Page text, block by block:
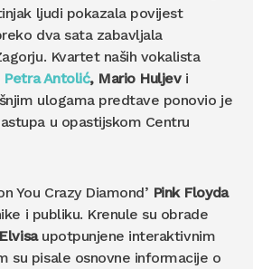
ljudi pokazala povijest
dva sata zabavljala
Kvartet naših vokalista
Petra Antolić, Mario Huljevi
ulogama predtave ponovio je
u opastijskom Centru
You Crazy Diamond’ Pink Floyda
i publiku. Krenule su obrade
Elvisaupotpunjene interaktivnim
su pisale osnovne informacije o